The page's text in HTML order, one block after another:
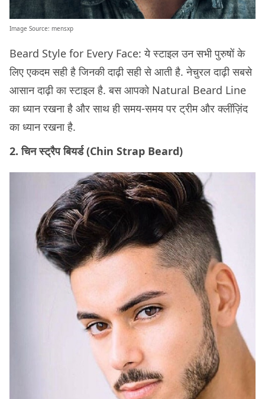
Image Source: mensxp
Beard Style for Every Face: ये स्टाइल उन सभी पुरुषों के
लिए एकदम सही है जिनकी दाढ़ी सही से आती है. नेचुरल दाढ़ी सबसे
आसान दाढ़ी का स्टाइल है. बस आपको Natural Beard Line
का ध्यान रखना है और साथ ही समय-समय पर ट्रीम और क्लींज़िंद
का ध्यान रखना है.
2. चिन स्ट्रैप बियर्ड (Chin Strap Beard)